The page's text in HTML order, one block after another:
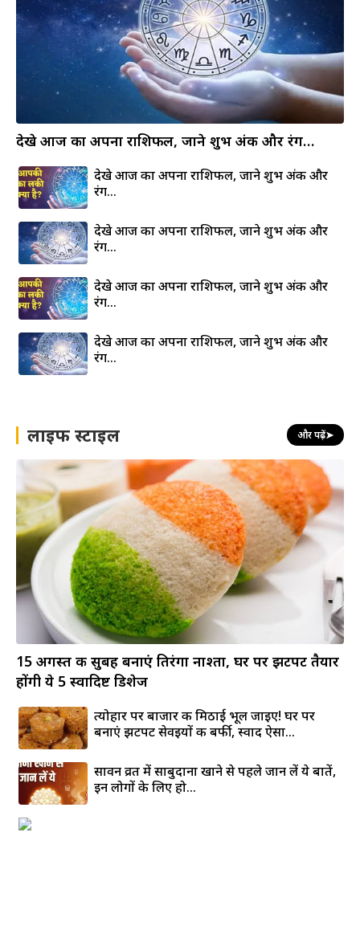
देखे आज का अपना राशिफल, जाने शुभ अंक और रंग…
देखे आज का अपना राशिफल, जाने शुभ अंक और
रंग…
देखे आज का अपना राशिफल, जाने शुभ अंक और
रंग…
देखे आज का अपना राशिफल, जाने शुभ अंक और
रंग…
देखे आज का अपना राशिफल, जाने शुभ अंक और
रंग…
लाइफ स्टाइल और पढ़ें➤
15 अगस्त की सुबह बनाएं तिरंगा नाश्ता, घर पर झटपट तैयार
होंगी ये 5 स्वादिष्ट डिशेज
त्योहार पर बाजार की मिठाई भूल जाइए! घर पर
बनाएं झटपट सेवइयों की बर्फी, स्वाद ऐसा...
सावन व्रत में साबुदाना खाने से पहले जान लें ये बातें,
इन लोगों के लिए हो...